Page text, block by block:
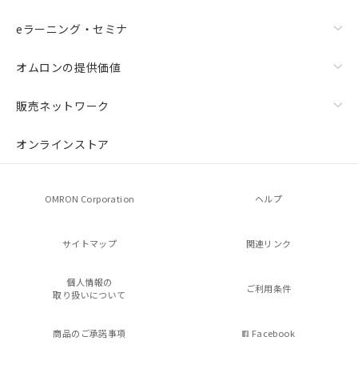
eラーニング・セミナ
オムロンの提供価値
販売ネットワーク
オンラインストア
OMRON Corporation ヘルプ
サイトマップ 関連リンク
個人情報の
取り扱いについて
ご利用条件
商品のご承諾事項 Facebook